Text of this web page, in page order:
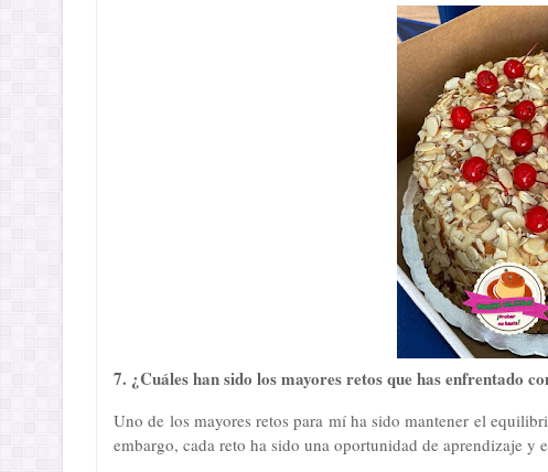
7. ¿Cuáles han sido los mayores retos que has enfrentado
Uno de los mayores retos para mí ha sido mantener el
embargo, cada reto ha sido una oportunidad de aprendizaje y